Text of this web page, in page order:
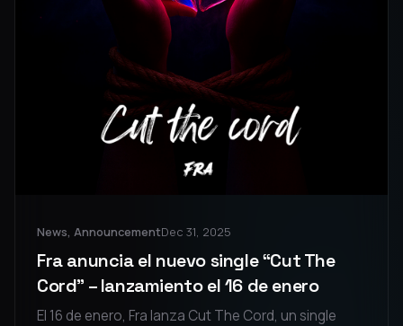
News, AnnouncementDec 31, 2025
Fra anuncia el nuevo single “Cut The
Cord” – lanzamiento el 16 de enero
El 16 de enero, Fra lanza Cut The Cord, un single